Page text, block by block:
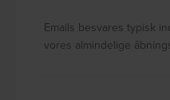
Emails besvares typisk
vores almindelige